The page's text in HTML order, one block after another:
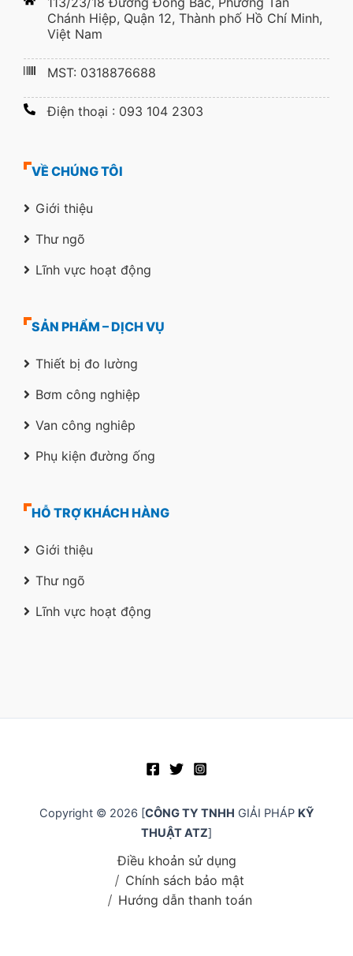
Chánh Hiệp, Quận 12, Thành phố Hồ Chí Minh,
Việt Nam
MST: 0318876688
Điện thoại : 093 104 2303
VỀ CHÚNG TÔI
Giới thiệu
Thư ngõ
Lĩnh vực hoạt động
SẢN PHẨM – DỊCH VỤ
Thiết bị đo lường
Bơm công nghiệp
Van công nghiêp
Phụ kiện đường ống
HỖ TRỢ KHÁCH HÀNG
Giới thiệu
Thư ngõ
Lĩnh vực hoạt động
Copyright © 2026 [CÔNG TY TNHH GIẢI PHÁP KỸ
THUẬT ATZ]
Điều khoản sử dụng
Chính sách bảo mật
Hướng dẫn thanh toán